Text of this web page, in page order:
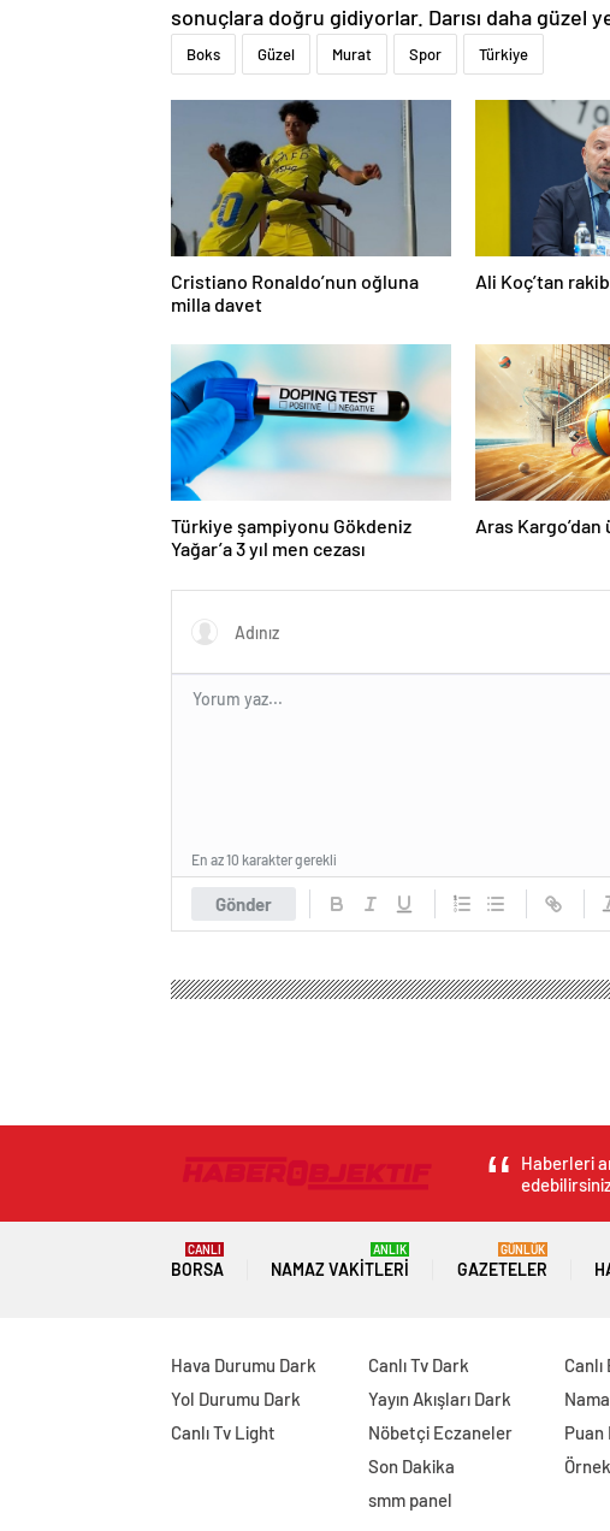
sonuçlara doğru gidiyorlar. Darısı daha
Boks Güzel Murat Spor Türkiye
Cristiano Ronaldo’nun oğluna
milla davet
Ali Koç’tan
Türkiye şampiyonu Gökdeniz
Yağar’a 3 yıl men cezası
Aras
Gönder
En az 10 karakter gerekli
Türkiye’nin En Genç
Türkiye’nin En Genç
ABONE OL News
Türkiye’nin en genç satranç ustasından
BURSA – Bursa Büyükşehir Belediye
başarılı isimler çıkartmıştır. Ediz de o
Anaokuluna giderken öğretmeninin
kadar dünya çapında sayısız başarılar elde
olma başarısı gösteren Ediz Gürel, annesi